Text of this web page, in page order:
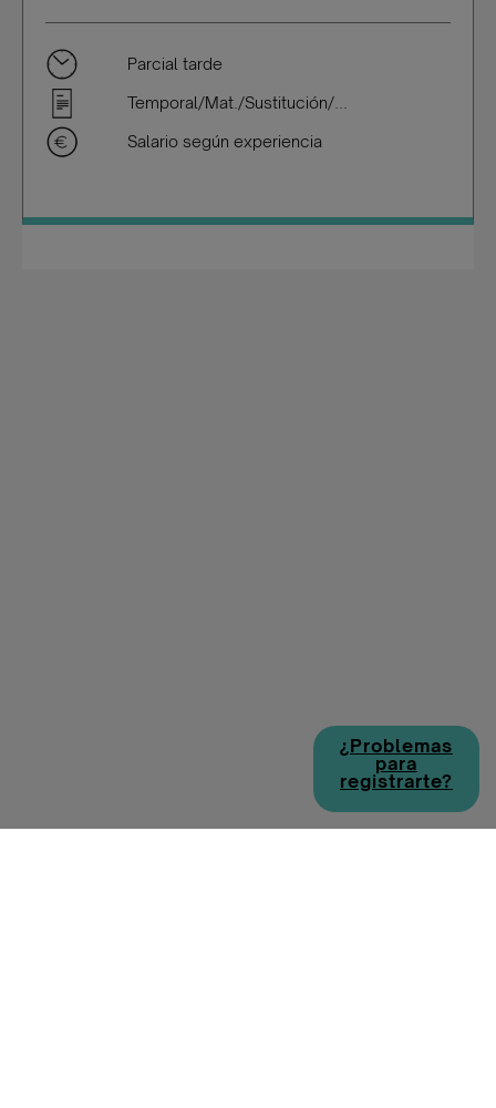
Parcial tarde
Temporal/Mat./Sustitución/...
Salario según experiencia
¿Problemas
para
registrarte?